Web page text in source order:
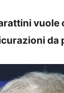
vuole
da